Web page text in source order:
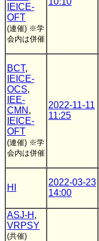
IEICE-
OFT
(連催) ※学
会内は併催
BCT,
IEICE-
OCS,
IEE-
CMN ,
IEICE-
OFT
(連催) ※学
会内は併催
2022-11-11
11:25
HI
2022-03-23
14:00
ASJ-H ,
VRPSY
(共催)